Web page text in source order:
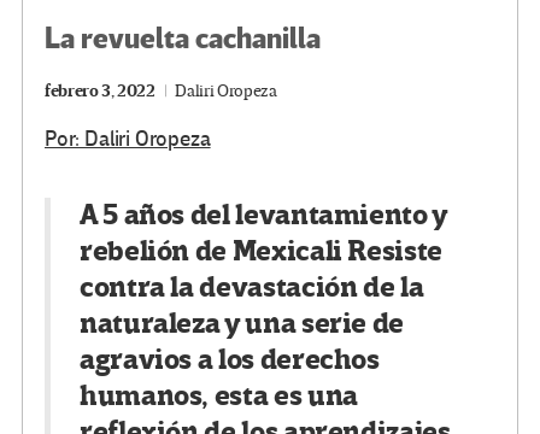
La revuelta cachanilla
febrero 3, 2022 Daliri Oropeza
Por: Daliri Oropeza
A 5 años del levantamiento y
rebelión de Mexicali Resiste
contra la devastación de la
naturaleza y una serie de
agravios a los derechos
humanos, esta es una